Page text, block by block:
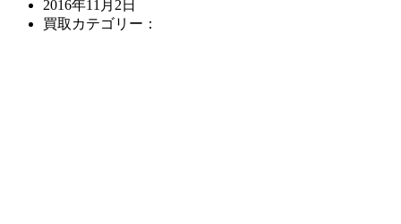
2016年11月2日
買取カテゴリー：